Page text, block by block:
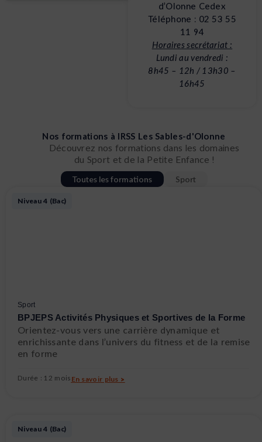
d’Olonne Cedex
Téléphone : 02 53 55
11 94
Horaires secrétariat :
Lundi au vendredi :
8h45 – 12h / 13h30 –
16h45
Nos formations à IRSS Les Sables-d'Olonne
Découvrez nos formations dans les domaines
du Sport et de la Petite Enfance !
Sport
Toutes les formations
Niveau 4 (Bac)
Sport
BPJEPS Activités Physiques et Sportives de la Forme
Orientez-vous vers une carrière dynamique et
enrichissante dans l’univers du fitness et de la remise
en forme
Durée : 12 mois En savoir plus >
Niveau 4 (Bac)